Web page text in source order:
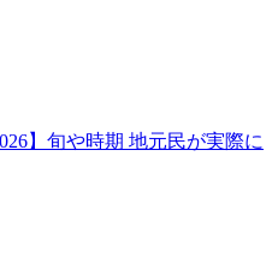
】旬や時期 地元民が実際に